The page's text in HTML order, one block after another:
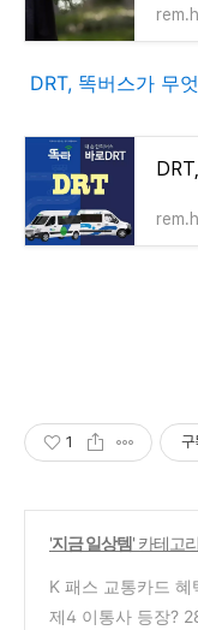
DRT, 똑버스가 무
1 구
'지금 일상템' 카테고
K 패스 교통카드 혜
패스, 인천 I 패스의
제4 이통사 등장?